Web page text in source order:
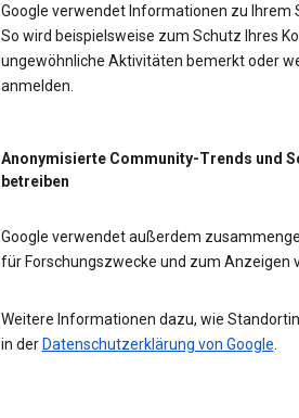
Google verwendet Informationen zu Ihrem
So wird beispielsweise zum Schutz Ihres
ungewöhnliche Aktivitäten bemerkt oder
anmelden.
Anonymisierte Community-Trends und
betreiben
Google verwendet außerdem
für Forschungszwecke und zum Anzeigen
Weitere Informationen dazu, wie
in der Datenschutzerklärung von Google